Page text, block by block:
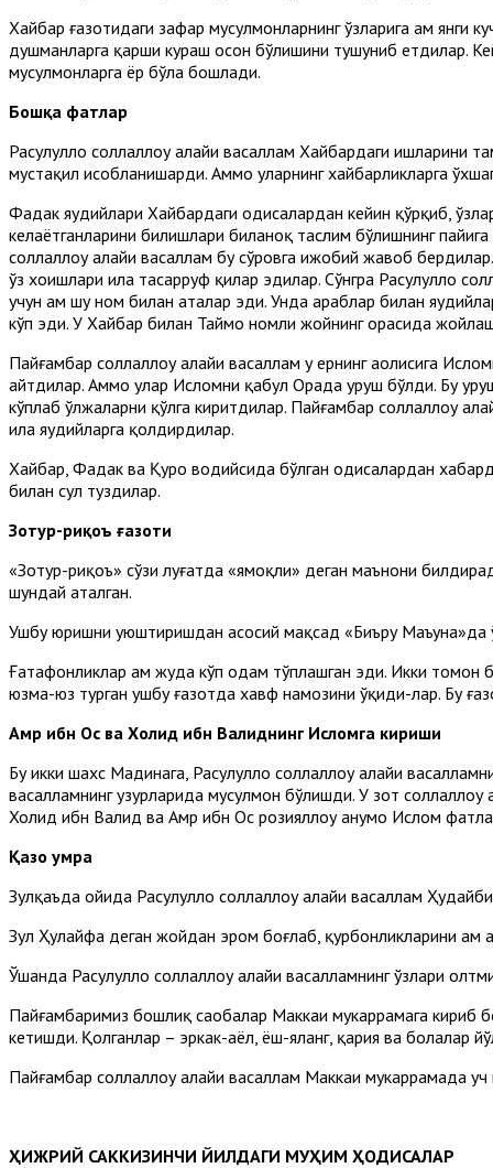
Хайбар ғазотидаги зафар мусулмонларнинг ўзларига ҳам
душманларга қарши кураш осон бўлишини тушуниб етдилар.
мусулмонларга ёр бўла бошлади.
Бошқа фатҳлар
Расулуллоҳ соллаллоҳу алайҳи васаллам Хайбардаги
мустақил ҳисобланишарди. Аммо уларнинг хайбарликларга
Фадак яҳудийлари Хайбардаги ҳодисалардан кейин қўрқиб,
келаётганларини билишлари биланоқ таслим бўлишнинг
соллаллоҳу алайҳи васаллам бу сўровга ижобий жавоб
ўз хоҳишлари ила тасарруф қилар эдилар. Сўнгра Расулуллоҳ
учун ҳам шу ном билан аталар эди. Унда араблар билан
кўп эди. У Хайбар билан Таймо номли жойнинг орасида
Пайғамбар соллаллоҳу алайҳи васаллам у ернинг аҳолисига
айтдилар. Аммо улар Исломни қабул Орада уруш бўлди. Бу
кўплаб ўлжаларни қўлга киритдилар. Пайғамбар соллаллоҳу
ила яҳудийларга қолдирдилар.
Хайбар, Фадак ва Қуро водийсида бўлган ҳодисалардан
билан сулҳ туздилар.
Зотур-риқоъ ғазоти
«Зотур-риқоъ» сўзи луғатда «ямоқли» деган маънони
шундай аталган.
Ушбу юришни уюштиришдан асосий мақсад «Биъру Маъуна»да
Ғатафонликлар ҳам жуда кўп одам тўплашган эди. Икки
юзма-юз турган ушбу ғазотда хавф намозини ўқиди-лар. Бу
Амp ибн Ос ва Холид ибн Валиднинг Исломга кириши
Бу икки шахс Мадинага, Расулуллоҳ соллаллоҳу алайҳи
васалламнинг ҳузурларида мусулмон бўлишди. У зот
Холид ибн Валид ва Амр ибн Ос розияллоҳу анҳумо Ислом
Қазо умра
Зулқаъда ойида Расулуллоҳ соллаллоҳу алайҳи васаллам
Зул Ҳулайфа деган жойдан эҳром боғлаб, қурбонликларини ҳам
Ўшанда Расулуллоҳ соллаллоҳу алайҳи васалламнинг ўзлари
Пайғамбаримиз бошлиқ саҳобалар Маккаи мукаррамага кириб
кетишди. Қолганлар – эркак-аёл, ёш-яланг, қария ва болалар
Пайғамбар соллаллоҳу алайҳи васаллам Маккаи мукаррамада
ҲИЖРИЙ САККИЗИНЧИ ЙИЛДАГИ МУҲИМ ҲОДИСАЛАР